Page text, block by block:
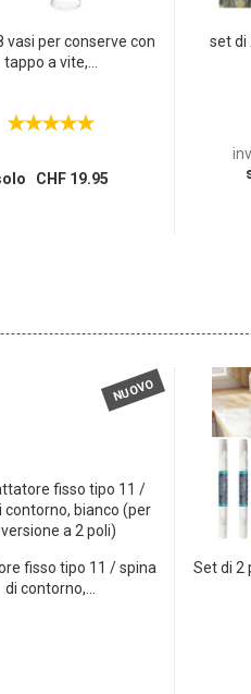
vasi per conserve con
tappo a vite,...
CHF 19.95
set di
NUOVO
fisso tipo 11 / spina
di contorno,...
Set di 2